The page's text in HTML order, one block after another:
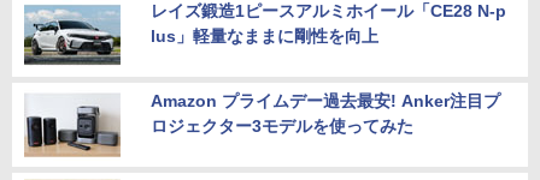
レイズ鍛造1ピースアルミホイール「CE28 N-p
lus」軽量なままに剛性を向上
Amazon プライムデー過去最安! Anker注目プ
ロジェクター3モデルを使ってみた